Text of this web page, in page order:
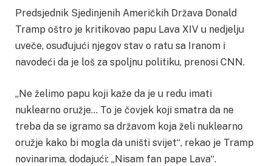
Predsjednik Sjedinjenih Američkih Država Donald
Tramp oštro je kritikovao papu Lava XIV u nedjelju
uveče, osuđujući njegov stav o ratu sa Iranom i
navodeći da je loš za spoljnu politiku, prenosi CNN.
„Ne želimo papu koji kaže da je u redu imati
nuklearno oružje… To je čovjek koji smatra da ne
treba da se igramo sa državom koja želi nuklearno
oružje kako bi mogla da uništi svijet“, rekao je Tramp
novinarima, dodajući: „Nisam fan pape Lava“.